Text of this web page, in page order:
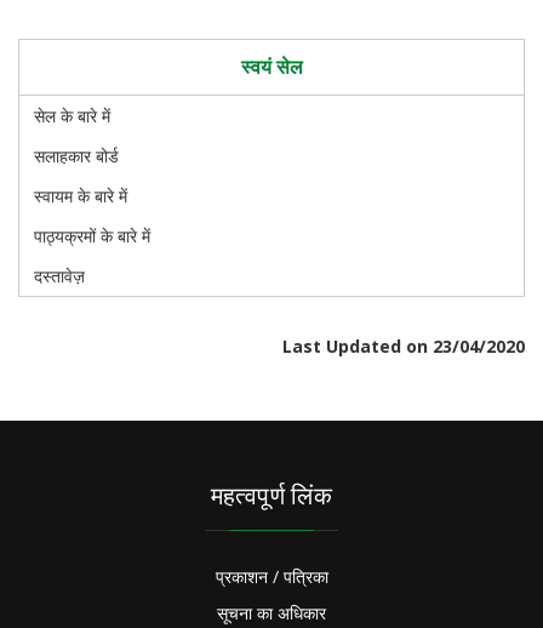
स्वयं सेल
सेल के बारे में
सलाहकार बोर्ड
स्वायम के बारे में
पाठ्यक्रमों के बारे में
दस्तावेज़
Last Updated on 23/04/2020
महत्वपूर्ण लिंक
प्रकाशन / पत्रिका
सूचना का अधिकार